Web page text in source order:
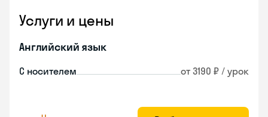
Услуги и цены
Английский язык
С носителем от 3190 ₽ / урок